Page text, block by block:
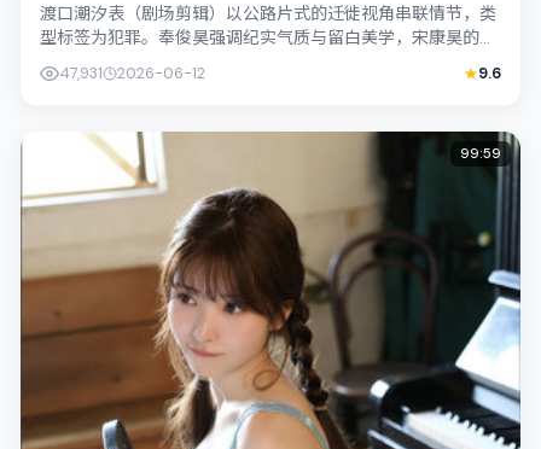
渡口潮汐表（剧场剪辑）以公路片式的迁徙视角串联情节，类
型标签为犯罪。奉俊昊强调纪实气质与留白美学，宋康昊的表
演在外冷内热之间切换；若你正在查找韩...
47,931 2026-06-12 9.6
99:59